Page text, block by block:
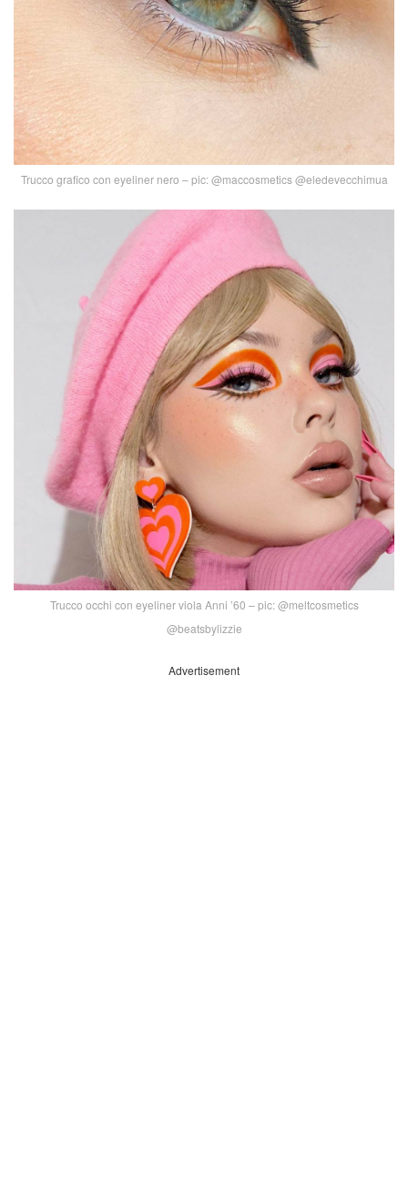
Trucco grafico con eyeliner nero – pic: @maccosmetics @eledevecchimua
Trucco occhi con eyeliner viola Anni ’60 – pic: @meltcosmetics
@beatsbylizzie
Advertisement